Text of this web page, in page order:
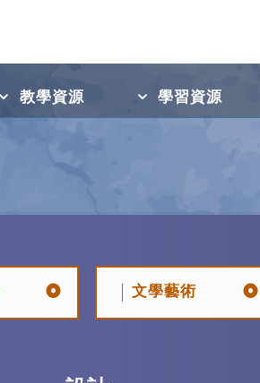
教學資源 學習資源
文學藝術